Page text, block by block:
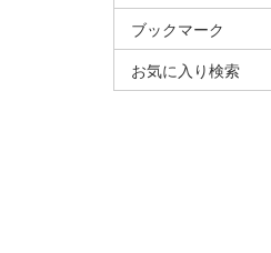
ブックマーク
お気に入り検索